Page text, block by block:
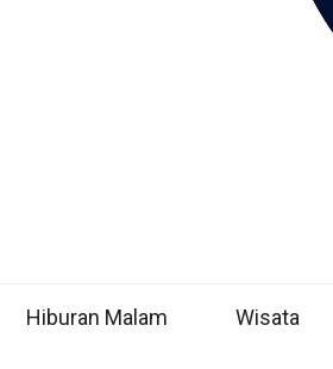
Hiburan Malam Wisata